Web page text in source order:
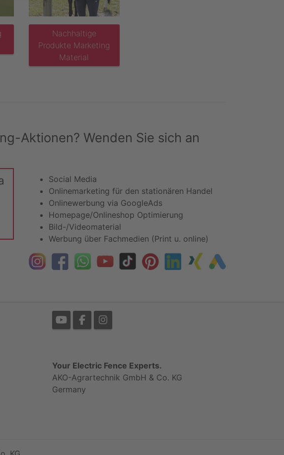
Nachhaltige
Produkte Marketing
Material
Aktionen? Wenden Sie sich an
Social Media
Onlinemarketing für den stationären Handel
Onlinewerbung via GoogleAds
Homepage/Onlineshop Optimierung
Bild-/Videomaterial
Werbung über Fachmedien (Print u. online)
Your Electric Fence Experts.
AKO-Agrartechnik GmbH & Co. KG
Germany